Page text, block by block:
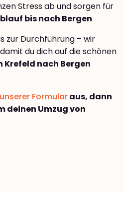
Stress ab und sorgen für
bis nach Bergen
zur Durchführung – wir
du dich auf die schönen
Krefeld nach Bergen
unserer Formularaus, dann
deinen Umzug von